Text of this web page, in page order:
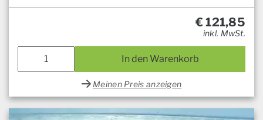
€121,85
inkl. MwSt.
In den Warenkorb
Meinen Preis anzeigen